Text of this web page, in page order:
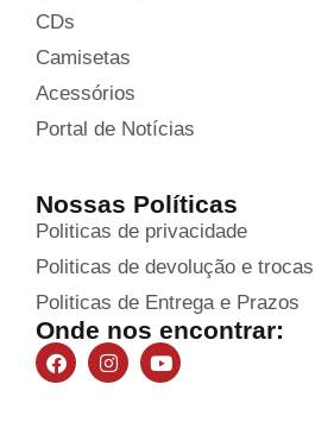
CDs
Camisetas
Acessórios
Portal de Notícias
Nossas Políticas
Politicas de privacidade
Politicas de devolução e trocas
Politicas de Entrega e Prazos
Onde nos encontrar: